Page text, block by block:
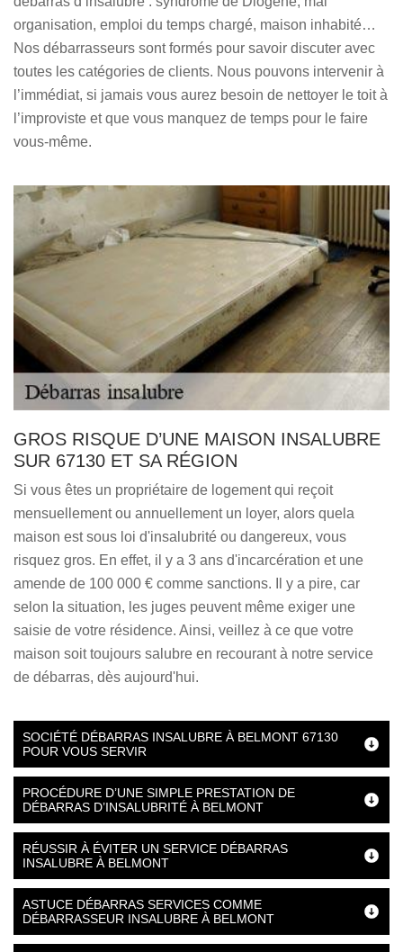
organisation, emploi du temps chargé, maison inhabité…
Nos débarrasseurs sont formés pour savoir discuter avec
toutes les catégories de clients. Nous pouvons intervenir à
l’immédiat, si jamais vous aurez besoin de nettoyer le toit à
l’improviste et que vous manquez de temps pour le faire
vous-même.
GROS RISQUE D’UNE MAISON INSALUBRE
SUR 67130 ET SA RÉGION
Si vous êtes un propriétaire de logement qui reçoit
mensuellement ou annuellement un loyer, alors quela
maison est sous loi d'insalubrité ou dangereux, vous
risquez gros. En effet, il y a 3 ans d'incarcération et une
amende de 100 000 € comme sanctions. Il y a pire, car
selon la situation, les juges peuvent même exiger une
saisie de votre résidence. Ainsi, veillez à ce que votre
maison soit toujours salubre en recourant à notre service
de débarras, dès aujourd'hui.
SOCIÉTÉ DÉBARRAS INSALUBRE À BELMONT 67130
POUR VOUS SERVIR
PROCÉDURE D’UNE SIMPLE PRESTATION DE
DÉBARRAS D’INSALUBRITÉ À BELMONT
RÉUSSIR À ÉVITER UN SERVICE DÉBARRAS
INSALUBRE À BELMONT
ASTUCE DÉBARRAS SERVICES COMME
DÉBARRASSEUR INSALUBRE À BELMONT